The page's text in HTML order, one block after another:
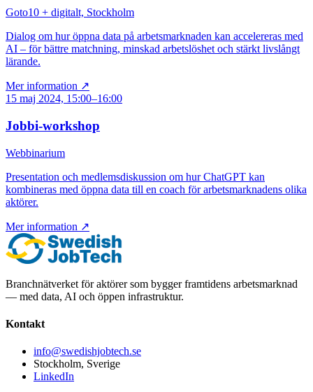
Goto10 + digitalt, Stockholm
Dialog om hur öppna data på arbetsmarknaden kan accelereras med
AI – för bättre matchning, minskad arbetslöshet och stärkt livslångt
lärande.
Mer information ↗
15 maj 2024, 15:00–16:00
Jobbi-workshop
Webbinarium
Presentation och medlemsdiskussion om hur ChatGPT kan
kombineras med öppna data till en coach för arbetsmarknadens olika
aktörer.
Mer information ↗
Branchnätverket för aktörer som bygger framtidens arbetsmarknad
— med data, AI och öppen infrastruktur.
Kontakt
info@swedishjobtech.se
Stockholm, Sverige
LinkedIn